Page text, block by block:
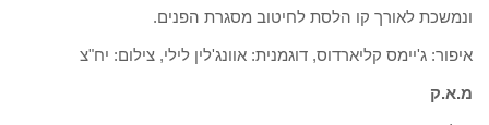
ונמשכת לאורך קו הלסת לחיטוב מסגרת הפנים.
איפור: ג'יימס קליארדוס, דוגמנית: אוונג'לין לילי, צילום: יח"צ
מ.א.ק